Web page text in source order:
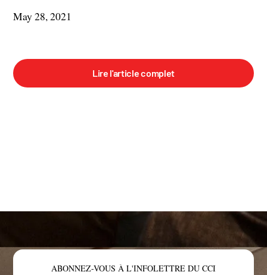
May 28, 2021
Lire l'article complet
ABONNEZ-VOUS À L'INFOLETTRE DU CCI